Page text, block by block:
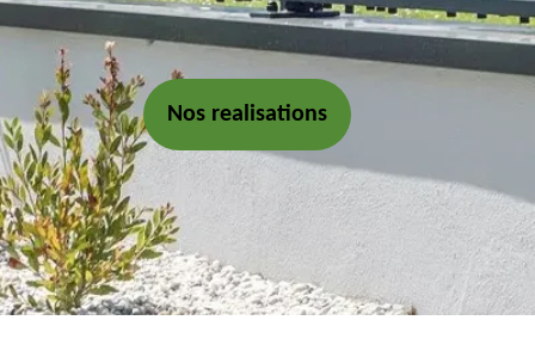
Nos realisations